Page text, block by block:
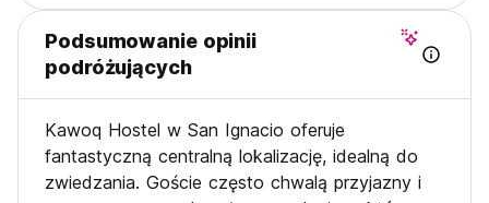
Podsumowanie opinii
podróżujących
Kawoq Hostel w San Ignacio oferuje
fantastyczną centralną lokalizację, idealną do
zwiedzania. Goście często chwalą przyjazny i